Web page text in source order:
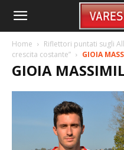
Home
Riflettori puntati sugli
crescita costante”
GIOIA
GIOIA